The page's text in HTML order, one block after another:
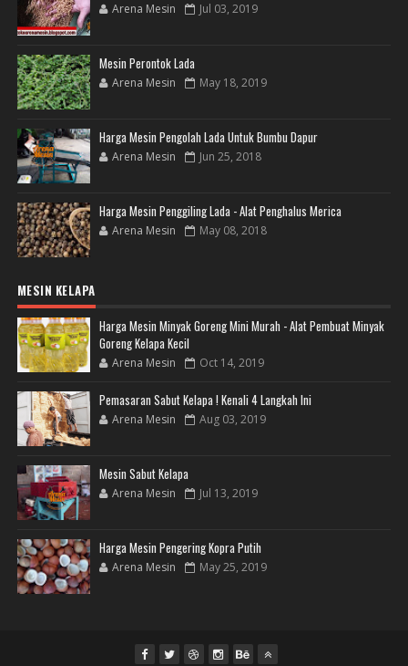
Arena Mesin Jul 03, 2019
Mesin Perontok Lada
Arena Mesin May 18, 2019
Harga Mesin Pengolah Lada Untuk Bumbu Dapur
Arena Mesin Jun 25, 2018
Harga Mesin Penggiling Lada - Alat Penghalus Merica
Arena Mesin May 08, 2018
MESIN KELAPA
Harga Mesin Minyak Goreng Mini Murah - Alat Pembuat Minyak
Goreng Kelapa Kecil
Arena Mesin Oct 14, 2019
Pemasaran Sabut Kelapa ! Kenali 4 Langkah Ini
Arena Mesin Aug 03, 2019
Mesin Sabut Kelapa
Arena Mesin Jul 13, 2019
Harga Mesin Pengering Kopra Putih
Arena Mesin May 25, 2019